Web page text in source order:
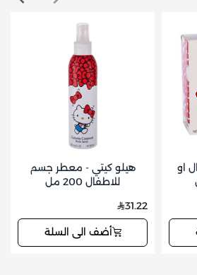
او
هيلو كيتي - معطر جسم
للاطفال 200 مل
31.22
أضف الى السلة